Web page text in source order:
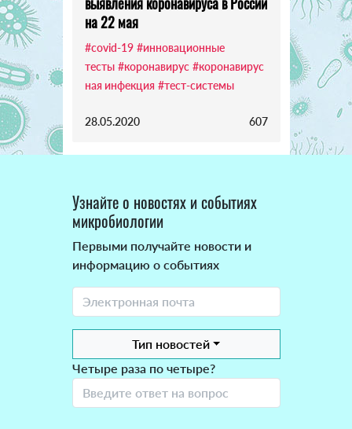
на 22 мая
#covid-19 #инновационные
тесты #коронавирус #коронавирус
ная инфекция #тест-системы
28.05.2020 607
Узнайте о новостях и событиях
микробиологии
Первыми получайте новости и
информацию о событиях
Тип новостей
Четыре раза по четыре?